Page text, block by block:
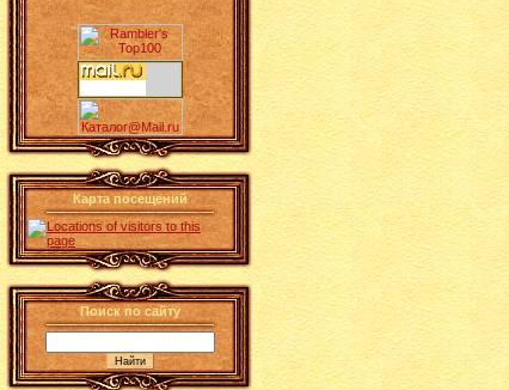
Карта посещений
Поиск по сайту